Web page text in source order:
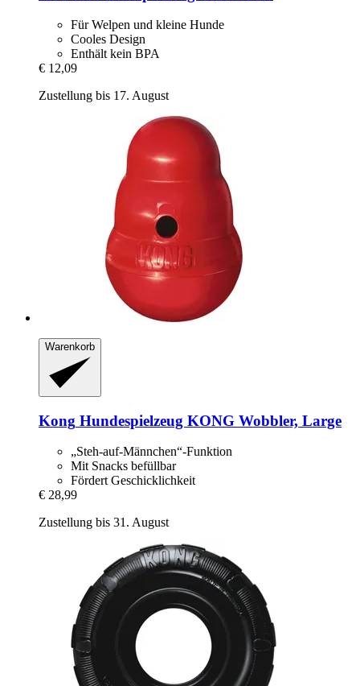
Für Welpen und kleine Hunde
Cooles Design
Enthält kein BPA
€ 12,09
Zustellung bis 17. August
Warenkorb
Kong Hundespielzeug KONG Wobbler, Large
„Steh-auf-Männchen“-Funktion
Mit Snacks befüllbar
Fördert Geschicklichkeit
€ 28,99
Zustellung bis 31. August